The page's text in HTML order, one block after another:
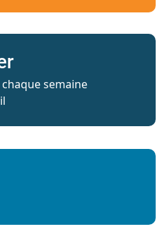
chaque semaine